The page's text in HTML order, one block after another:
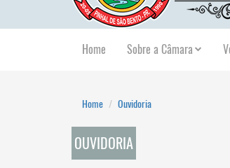
Home Sobre a Câmara
Home Ouvidoria
OUVIDORIA